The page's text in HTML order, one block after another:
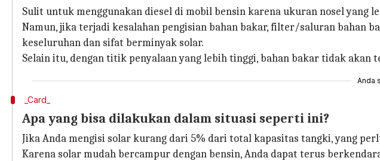
Sulit untuk menggunakan diesel di mobil bensin karena ukuran nosel yang
Namun, jika terjadi kesalahan pengisian bahan bakar, filter/saluran bahan
keseluruhan dan sifat berminyak solar.
Selain itu, dengan titik penyalaan yang lebih tinggi, bahan bakar tidak
Anda
_Card_
Apa yang bisa dilakukan dalam situasi seperti ini?
Jika Anda mengisi solar kurang dari 5% dari total kapasitas tangki, yang
Karena solar mudah bercampur dengan bensin, Anda dapat terus